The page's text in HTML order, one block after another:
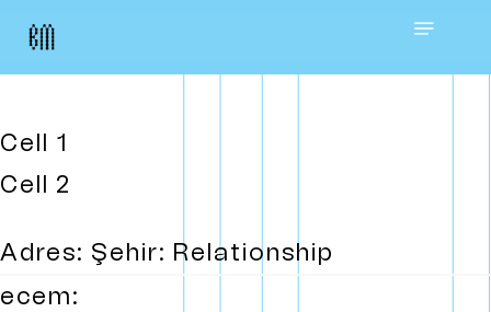
Skip
content
Menu
Cell 1
Cell 2
Adres: Şehir: Relationship
ecem: